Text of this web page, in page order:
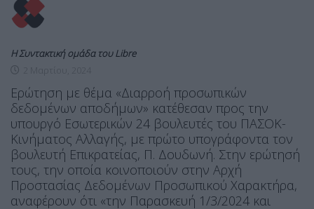
Η Συντακτική ομάδα του Libre
Ερώτηση με θέμα «Διαρροή προσωπικών
δεδομένων αποδήμων» κατέθεσαν προς την
υπουργό Εσωτερικών 24 βουλευτές του ΠΑΣΟΚ-
Κινήματος Αλλαγής, με πρώτο υπογράφοντα τον
βουλευτή Επικρατείας, Π. Δουδωνή. Στην ερώτησή
τους, την οποία κοινοποιούν στην Αρχή
Προστασίας Δεδομένων Προσωπικού Χαρακτήρα,
αναφέρουν ότι «την Παρασκευή 1/3/2024 και